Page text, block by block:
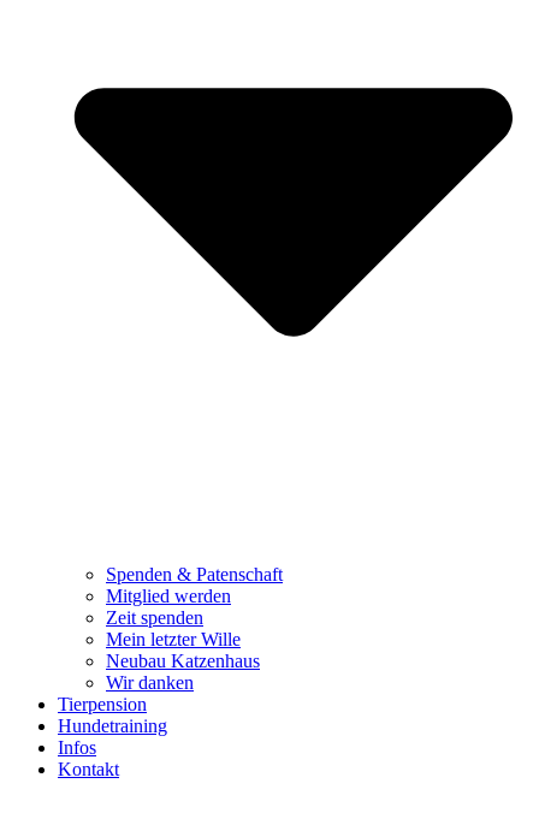
Spenden & Patenschaft
Mitglied werden
Zeit spenden
Mein letzter Wille
Neubau Katzenhaus
Wir danken
Tierpension
Hundetraining
Infos
Kontakt